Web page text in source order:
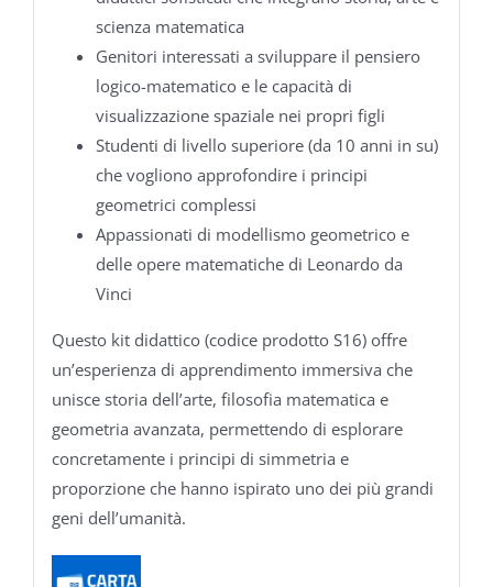
scienza matematica
Genitori interessati a sviluppare il pensiero
logico-matematico e le capacità di
visualizzazione spaziale nei propri figli
Studenti di livello superiore (da 10 anni in su)
che vogliono approfondire i principi
geometrici complessi
Appassionati di modellismo geometrico e
delle opere matematiche di Leonardo da
Vinci
Questo kit didattico (codice prodotto S16) offre
un’esperienza di apprendimento immersiva che
unisce storia dell’arte, filosofia matematica e
geometria avanzata, permettendo di esplorare
concretamente i principi di simmetria e
proporzione che hanno ispirato uno dei più grandi
geni dell’umanità.